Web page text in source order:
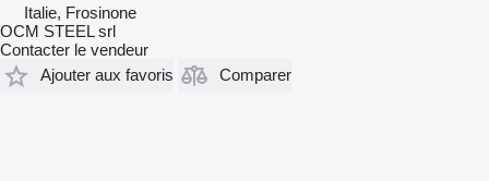
Italie, Frosinone
OCM STEEL srl
Contacter le vendeur
Ajouter aux favoris
Comparer